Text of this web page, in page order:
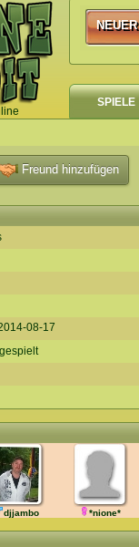
SPIELE
Freund hinzufügen
08-17
djjambo *nione*